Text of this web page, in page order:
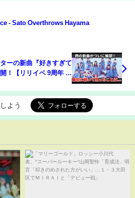
- Sato Overthrows Hayama
ーの新曲『好きすぎて
！【リリイベ 9周年 石
よう